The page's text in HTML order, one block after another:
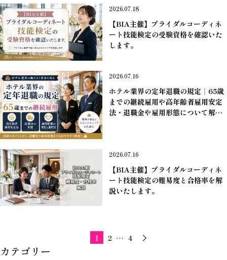
2026.07.18
【BIA主催】ブライダルコーディネ
ート技能検定の受験資格を確認いた
します。
2026.07.16
ホテル業界の定年退職の規定｜65歳
までの継続雇用や高年齢者雇用安定
法・退職金や雇用形態について解説
2026.07.16
【BIA主催】ブライダルコーディネ
ート技能検定の難易度と合格率を解
説いたします。
1 2 … 4
カテゴリー